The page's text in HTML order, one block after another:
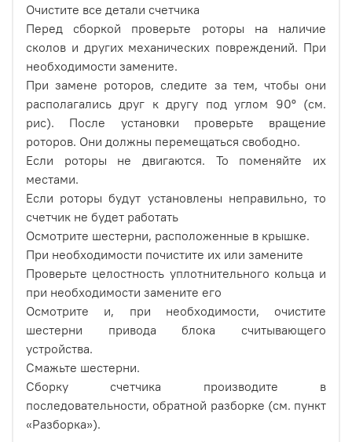
Очистите все детали счетчика
Перед сборкой проверьте роторы на наличие
сколов и других механических повреждений. При
необходимости замените.
При замене роторов, следите за тем, чтобы они
располагались друг к другу под углом 90º (см.
рис). После установки проверьте вращение
роторов. Они должны перемещаться свободно.
Если роторы не двигаются. То поменяйте их
местами.
Если роторы будут установлены неправильно, то
счетчик не будет работать
Осмотрите шестерни, расположенные в крышке.
При необходимости почистите их или замените
Проверьте целостность уплотнительного кольца и
при необходимости замените его
Осмотрите и, при необходимости, очистите
шестерни привода блока считывающего
устройства.
Смажьте шестерни.
Сборку счетчика производите в
последовательности, обратной разборке (см. пункт
«Разборка»).